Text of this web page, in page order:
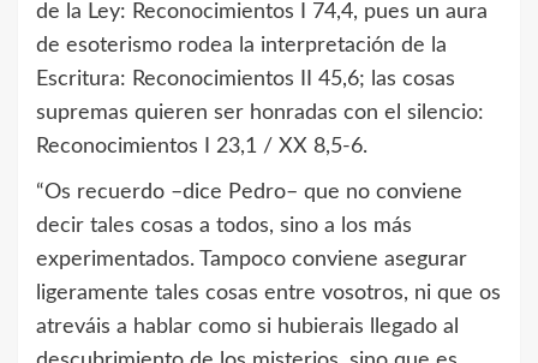
de la Ley: Reconocimientos I 74,4, pues un aura
de esoterismo rodea la interpretación de la
Escritura: Reconocimientos II 45,6; las cosas
supremas quieren ser honradas con el silencio:
Reconocimientos I 23,1 / XX 8,5-6.
“Os recuerdo –dice Pedro– que no conviene
decir tales cosas a todos, sino a los más
experimentados. Tampoco conviene asegurar
ligeramente tales cosas entre vosotros, ni que os
atreváis a hablar como si hubierais llegado al